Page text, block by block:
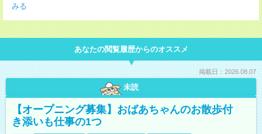
みる
あなたの閲覧履歴からのオススメ
掲載日：2026.08.07
未読
【オープニング募集】おばあちゃんのお散歩付
き添いも仕事の1つ